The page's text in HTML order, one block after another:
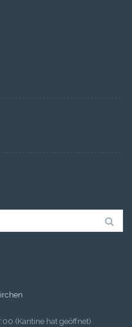
(Kantine hat geöffnet)